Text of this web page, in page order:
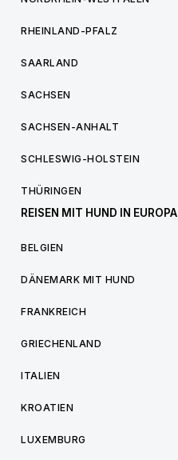
RHEINLAND-PFALZ
SAARLAND
SACHSEN
SACHSEN-ANHALT
SCHLESWIG-HOLSTEIN
THÜRINGEN
REISEN MIT HUND IN EUROPA
BELGIEN
DÄNEMARK MIT HUND
FRANKREICH
GRIECHENLAND
ITALIEN
KROATIEN
LUXEMBURG